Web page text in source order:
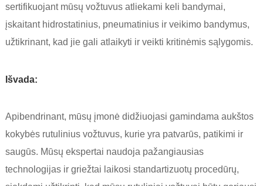
sertifikuojant mūsų vožtuvus atliekami keli bandymai,
įskaitant hidrostatinius, pneumatinius ir veikimo bandymus,
užtikrinant, kad jie gali atlaikyti ir veikti kritinėmis sąlygomis.
Išvada:
Apibendrinant, mūsų įmonė didžiuojasi gamindama aukštos
kokybės rutulinius vožtuvus, kurie yra patvarūs, patikimi ir
saugūs. Mūsų ekspertai naudoja pažangiausias
technologijas ir griežtai laikosi standartizuotų procedūrų,